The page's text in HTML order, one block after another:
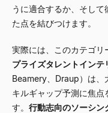
うに適合するか、そし
た点を結びつけます。
実際には、このカテゴリ
プライズタレントインテ
Beamery、Draup）は、
キルギャップ予測に焦
す。 行動志向のソーシン